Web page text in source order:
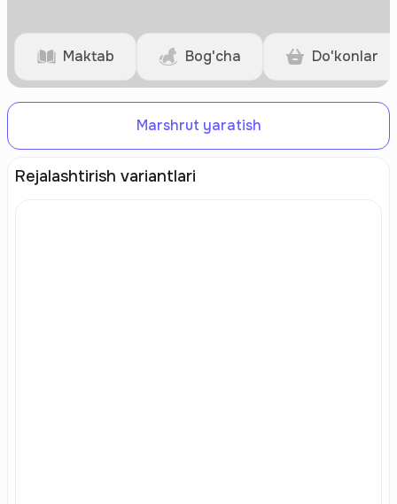
Maktab Bog'cha Do'konlar
Marshrut yaratish
Rejalashtirish variantlari